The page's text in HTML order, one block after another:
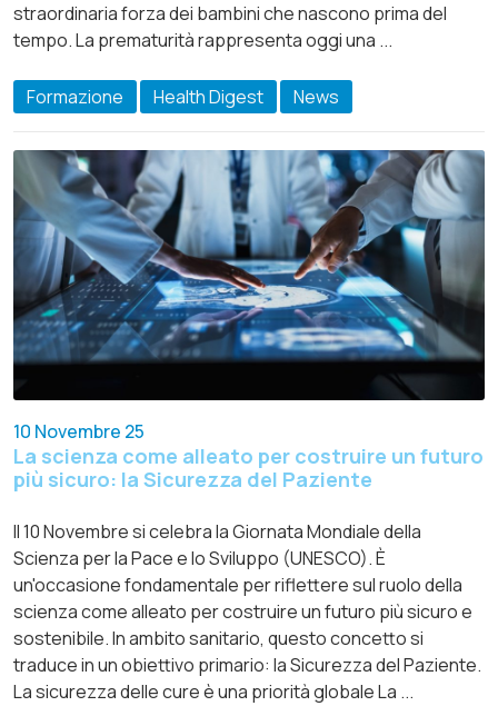
straordinaria forza dei bambini che nascono prima del
tempo. La prematurità rappresenta oggi una ...
Formazione Health Digest News
10 Novembre 25
La scienza come alleato per costruire un futuro
più sicuro: la Sicurezza del Paziente
Il 10 Novembre si celebra la Giornata Mondiale della
Scienza per la Pace e lo Sviluppo (UNESCO). È
un'occasione fondamentale per riflettere sul ruolo della
scienza come alleato per costruire un futuro più sicuro e
sostenibile. In ambito sanitario, questo concetto si
traduce in un obiettivo primario: la Sicurezza del Paziente.
La sicurezza delle cure è una priorità globale La ...